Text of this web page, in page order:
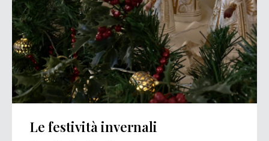
Le festività invernali